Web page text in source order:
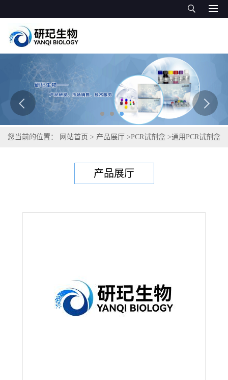
您当前的位置： 网站首页 > 产品展厅 >PCR试剂盒 >通用PCR试剂盒
产品展厅